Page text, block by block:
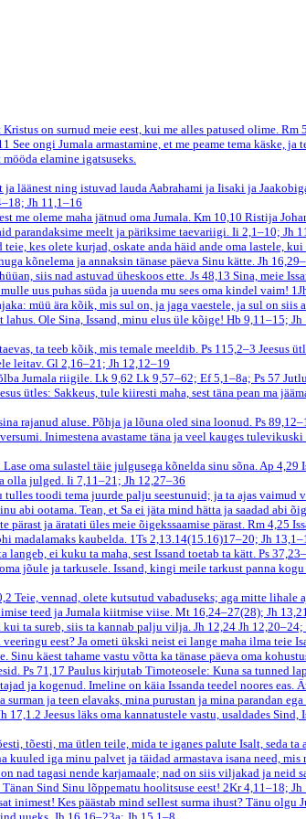
on surnud meie eest, kui me alles patused olime. Rm
See ongi Jumala armastamine, et me peame tema käske, ja
elamine igatsuseks.
ja läänest ning istuvad lauda Aabrahami ja Iisaki ja
Jh 11,1–16
me oleme maha jätnud oma Jumala. Km 10,10 Ristija
parandaksime meelt ja päriksime taevariigi. Ii 2,1–10; Jh
kes olete kurjad, oskate anda häid ande oma lastele,
kõnelema ja annaksin tänase päeva Sinu kätte. Jh
siis nad astuvad üheskoos ette. Js 48,13 Sina, meie
uus puhas süda ja uuenda mu sees oma kindel vaim!
müü ära kõik, mis sul on, ja jaga vaestele, ja sul on siis
Ole Sina, Issand, minu elus üle kõige! Hb 9,11–15; Jh
ta teeb kõik, mis temale meeldib. Ps 115,2–3 Jeesus
leitav. Gl 2,16–21; Jh 12,12–19
Jumala riigile. Lk 9,62 Lk 9,57–62; Ef 5,1–8a; Ps 57
ütles: Sakkeus, tule kiiresti maha, sest täna pean ma
rajanud aluse. Põhja ja lõuna oled sina loonud.Ps
Inimestena avastame täna ja veel kauges
Lase oma sulastel täie julgusega kõnelda sinu sõna.Ap 4,29
olla julged. Ii 7,11–21; Jh 12,27–36
tulles toodi tema juurde palju seestunuid; ja ta ajas vaimud
abi ootama. Tean, et Sa ei jäta mind hätta ja saadad abi
pärast ja äratati üles meie õigekssaamise pärast.Rm 4,25
madalamaks kaubelda. 1Ts 2,13.14(15.16)17–20; Jh
langeb, ei kuku ta maha, sest Issand toetab ta kätt. Ps
jõule ja tarkusele. Issand, kingi meile tarkust panna
Teie, vennad, olete kutsutud vabaduseks; aga mitte lihale
teed ja Jumala kiitmise viise. Mt 16,24–27(28); Jh
ta sureb, siis ta kannab palju vilja.Jh 12,24 Jh 12,20–24;
eest? Ja ometi ükski neist ei lange maha ilma teie
käest tahame vastu võtta ka tänase päeva oma
Ps 71,17 Paulus kirjutab Timoteosele: Kuna sa tunned
ja kogenud. Imeline on käia Issanda teedel noores eas.
ja teen elavaks, mina purustan ja mina parandan
17,1.2 Jeesus läks oma kannatustele vastu, usaldades
tõesti, ma ütlen teile, mida te iganes palute Isalt, seda
iga minu palvet ja täidad armastava isana need,
nad tagasi nende karjamaale; nad on siis viljakad ja neid
Sind Sinu lõppematu hoolitsuse eest! 2Kr 4,11–18; Jh
inimest! Kes päästab mind sellest surma ihust? Tänu olgu